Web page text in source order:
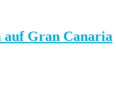
auf Gran Canaria